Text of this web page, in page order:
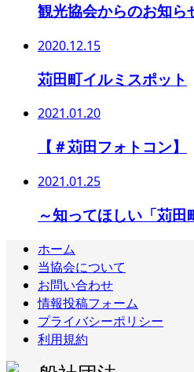
観光協会からのお知ら
2020.12.15
苅田町イルミスポット
2021.01.20
【＃苅田フォトコン】
2021.01.25
～知ってほしい「苅
ホーム
当協会について
お問い合わせ
情報投稿フォーム
プライバシーポリシー
利用規約